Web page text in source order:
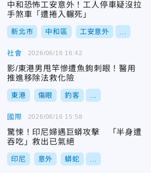
中和恐怖工安意外！工人停車疑沒拉
手煞車「遭捲入輾死」
新北市 中和區 工安意外
社會
影/東港男甩竿慘遭魚鉤刺眼！醫用
推進移除法救化險
東港 傷眼 釣客
2026/06/16 16:42
國際
驚悚！印尼婦遇巨蟒攻擊 「半身遭
吞吃」救出已氣絕
印尼 意外 蟒蛇
2026/06/16 15:58